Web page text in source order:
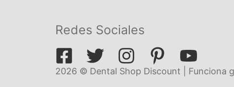
Redes Sociales
2026 © Dental Shop Discount | Funciona